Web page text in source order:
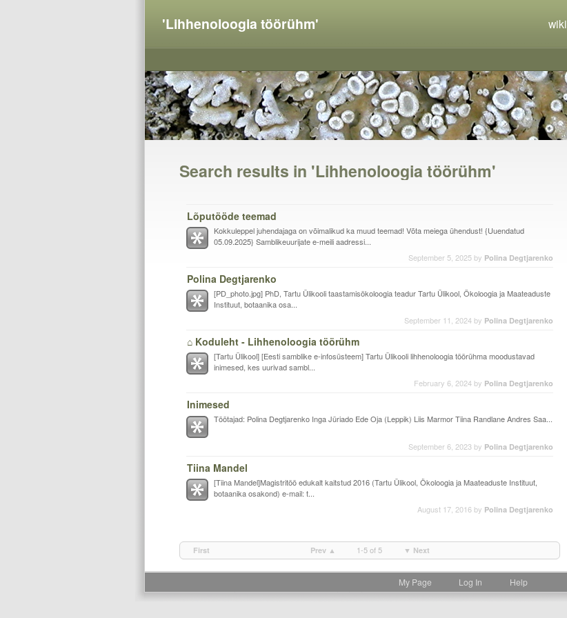
'Lihhenoloogia töörühm' wiki
Search results in 'Lihhenoloogia töörühm'
Lõputööde teemad
Kokkuleppel juhendajaga on võimalikud ka muud teemad! Võta meiega ühendust! {Uuendatud
05.09.2025} Samblikeuurijate e-meili aadressi...
September 5, 2025 by Polina Degtjarenko
Polina Degtjarenko
[PD_photo.jpg] PhD, Tartu Ülikooli taastamisökoloogia teadur Tartu Ülikool, Ökoloogia ja Maateaduste
Instituut, botaanika osa...
September 11, 2024 by Polina Degtjarenko
⌂ Koduleht - Lihhenoloogia töörühm
[Tartu Ülikool] [Eesti samblike e-infosüsteem] Tartu Ülikooli lihhenoloogia töörühma moodustavad
inimesed, kes uurivad sambl...
February 6, 2024 by Polina Degtjarenko
Inimesed
Töötajad: Polina Degtjarenko Inga Jüriado Ede Oja (Leppik) Liis Marmor Tiina Randlane Andres Saa...
September 6, 2023 by Polina Degtjarenko
Tiina Mandel
[Tiina Mandel]Magistritöö edukalt kaitstud 2016 (Tartu Ülikool, Ökoloogia ja Maateaduste Instituut,
botaanika osakond) e-mail: t...
August 17, 2016 by Polina Degtjarenko
First Prev ▲ 1-5 of 5 ▼ Next
My Page Log In Help